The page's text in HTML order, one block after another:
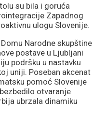
su bila i goruća
Zapadnog
ulogu Slovenije.
Narodne skupštine
postave u Ljubljani
podršku u nastavku
uniji. Poseban akcenat
pomoć Slovenije
otvaranje
ubrzala dinamiku